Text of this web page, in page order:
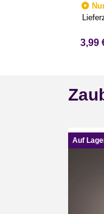
3,99
Auf